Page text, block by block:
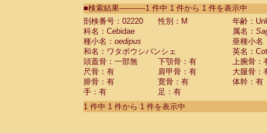
CebidaeSaguinus labiatus(0)
Cebidae Saguinus leucopus (0)
Cebidae
Cebidae
CebidaeSaguinus nigricollis (0)
Cebidae Saguinus oedipus
Cebidae Saguinus weddelli
Cebidae Saguinusspp.
Cebidae Aotus trivirgatus
Cebidae Cebus albifrons
■検索結果-----------1 件中 1 件から 1 件を表示中
剖検番号：02220
性別：M
年齢：
科名：Cebidae
属名：
種小名： oedipus
亜種小名
和名：ワタボウシパンシェ
英名：
頭蓋骨：一部無
下顎骨：有
上腕骨：
尺骨：有
肩甲骨：有
大腿骨：
腓骨：有
寛骨：有
体幹：有
手：有
足：有
1 件中 1 件から 1 件を表示中